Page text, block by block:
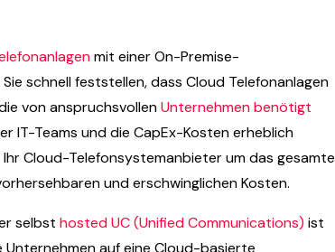
mit einer On-Premise-
schnell feststellen, dass Cloud Telefonanlagen
von anspruchsvollenUnternehmen benötigt
IT-Teams und die CapEx-Kosten erheblich
Cloud-Telefonsystemanbieter um das gesamte
und erschwinglichen Kosten.
selbst hosted UC (Unified Communications) ist
auf eine Cloud-basierte